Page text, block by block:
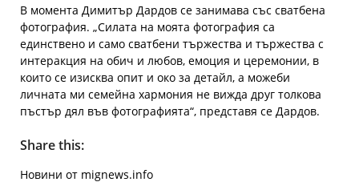
В момента Димитър Дардов се занимава със сватбена
фотография. „Силата на моята фотография са
единствено и само сватбени тържества и тържества с
интеракция на обич и любов, емоция и церемонии, в
които се изисква опит и око за детайл, а можеби
личната ми семейна хармония не вижда друг толкова
пъстър дял във фотографията“, представя се Дардов.
Share this:
Новини от mignews.info